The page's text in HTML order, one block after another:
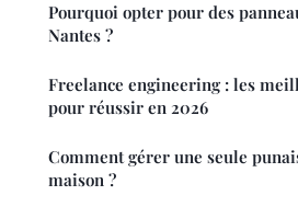
Pourquoi opter pour des
Nantes ?
Freelance engineering : les
pour réussir en 2026
Comment gérer une seule
maison ?